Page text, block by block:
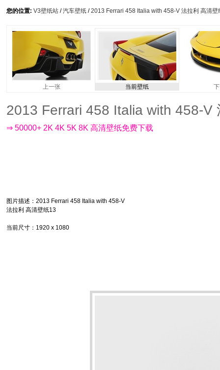
您的位置: V3壁纸站 /汽车壁纸 /2013 Ferrari 458 Italia with 458-V 法拉利 高清壁
上一张 当前壁纸
2013 Ferrari 458 Italia with 458-
⇒ 50000+ 2K 4K 5K 8K 高清壁纸免费下载
图片描述 ：2013 Ferrari 458 Italia with 458-V
法拉利 高清壁纸13
当前尺寸 ：1920 x 1080